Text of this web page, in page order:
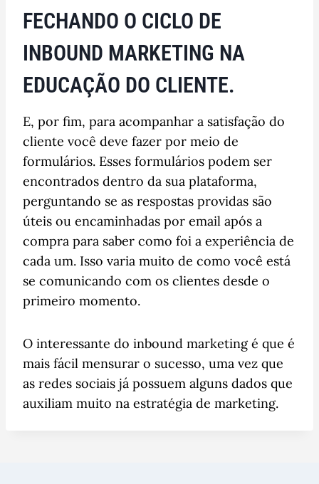
FECHANDO O CICLO DE
INBOUND MARKETING NA
EDUCAÇÃO DO CLIENTE.
E, por fim, para acompanhar a satisfação do
cliente você deve fazer por meio de
formulários. Esses formulários podem ser
encontrados dentro da sua plataforma,
perguntando se as respostas providas são
úteis ou encaminhadas por email após a
compra para saber como foi a experiência de
cada um. Isso varia muito de como você está
se comunicando com os clientes desde o
primeiro momento.
O interessante do inbound marketing é que é
mais fácil mensurar o sucesso, uma vez que
as redes sociais já possuem alguns dados que
auxiliam muito na estratégia de marketing.